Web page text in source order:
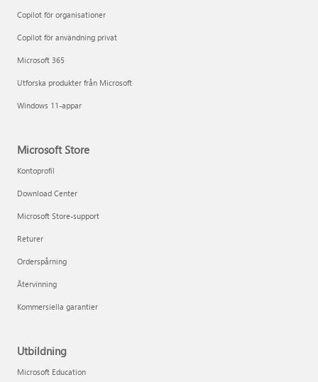
Copilot för organisationer
Copilot för användning privat
Microsoft 365
Utforska produkter från Microsoft
Windows 11-appar
Microsoft Store
Kontoprofil
Download Center
Microsoft Store-support
Returer
Orderspårning
Återvinning
Kommersiella garantier
Utbildning
Microsoft Education